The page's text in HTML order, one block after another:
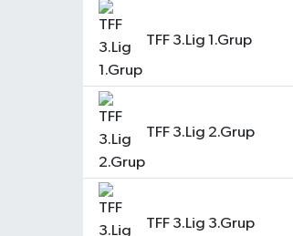
TFF 3.Lig 1.Grup
TFF 3.Lig 2.Grup
TFF 3.Lig 3.Grup